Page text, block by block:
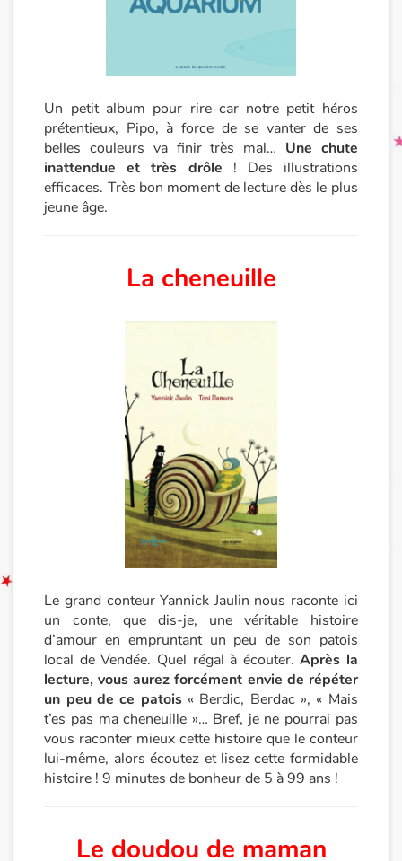
Un petit album pour rire car notre petit héros
prétentieux, Pipo, à force de se vanter de ses
belles couleurs va finir très mal… Une chute
inattendue et très drôle ! Des illustrations
efficaces. Très bon moment de lecture dès le plus
jeune âge.
La cheneuille
Le grand conteur Yannick Jaulin nous raconte ici
un conte, que dis-je, une véritable histoire
d’amour en empruntant un peu de son patois
local de Vendée. Quel régal à écouter.Après la
lecture, vous aurez forcément envie de répéter
un peu de ce patois« Berdic, Berdac », « Mais
t’es pas ma cheneuille »… Bref, je ne pourrai pas
vous raconter mieux cette histoire que le conteur
lui-même, alors écoutez et lisez cette formidable
histoire ! 9 minutes de bonheur de 5 à 99 ans !
Le doudou de maman